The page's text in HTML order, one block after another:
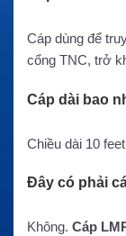
Cáp dùng để
cổng TNC, trở
Cáp dài bao
Chiều dài 10
Đây có phải
Không. Cáp